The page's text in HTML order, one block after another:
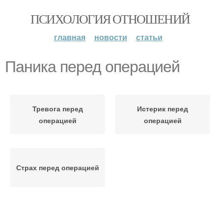
ПСИХОЛОГИЯ ОТНОШЕНИЙ
главная новости статьи
Паника перед операцией
Тревога перед
операцией
Истерик перед
операцией
Страх перед операцией